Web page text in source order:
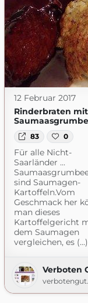
12 Februar 2017
Rinderbraten mit
83 0
Für alle Nicht-
Saarländer ...
sind Saumagen-
Kartoffeln.Vom
Geschmack her
man dieses
Kartoffelgericht
dem Saumagen
vergleichen, es (...)
Verboten